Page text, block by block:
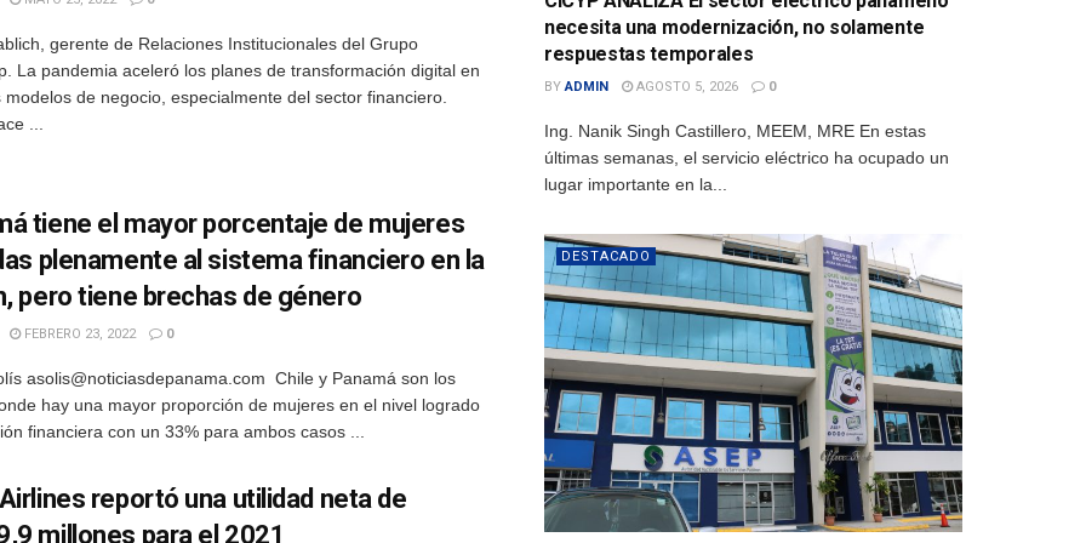
gerente de Relaciones Institucionales del Grupo
La pandemia aceleró los planes de transformación digital en
modelos de negocio, especialmente del sector financiero.
...
tiene el mayor porcentaje de mujeres
plenamente al sistema financiero en la
pero tiene brechas de género
FEBRERO 23, 2022 0
asolis@noticiasdepanama.com Chile y Panamá son los
hay una mayor proporción de mujeres en el nivel logrado
financiera con un 33% para ambos casos ...
reportó una utilidad neta de
millones para el 2021
necesita una modernización, no solamente
respuestas temporales
BY ADMIN AGOSTO 5, 2026 0
Ing. Nanik Singh Castillero, MEEM, MRE En estas
últimas semanas, el servicio eléctrico ha ocupado un
lugar importante en la...
DESTACADO